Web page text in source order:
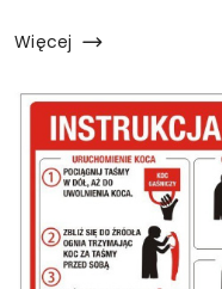
Gaśnice zawierające
Więcej